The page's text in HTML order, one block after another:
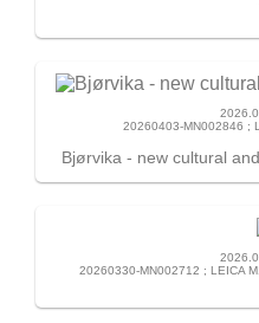
20260403-MN002846 ;
Bjørvika - new cultural
20260330-MN002712 ; LEICA